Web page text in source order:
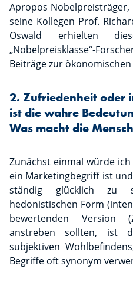
Apropos
seine Kollegen Prof.
Oswald erhielten
„Nobelpreisklasse“-
Beiträge zur
2. Zufriedenheit oder
ist die wahre
Was macht die
Zunächst einmal würde ich
ein Marketingbegriff ist
ständig glücklich zu
hedonistischen Form
bewertenden Version
anstreben sollten, ist
subjektiven
Begriffe oft synonym